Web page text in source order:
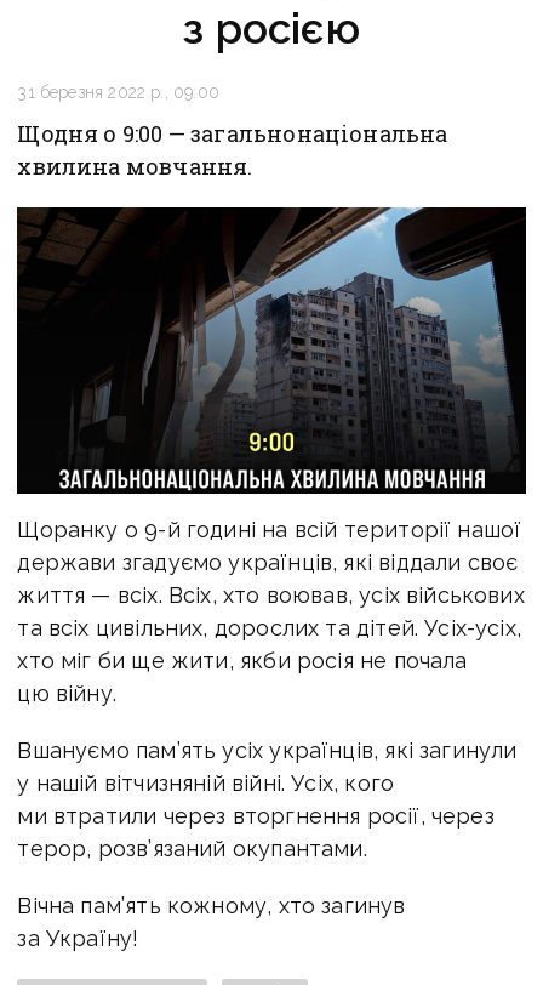
з росією
31 березня 2022 р., 09:00
Щодня о 9:00 — загальнонаціональна
хвилина мовчання.
Щоранку о 9-й годині на всій території нашої
держави згадуємо українців, які віддали своє
життя — всіх. Всіх, хто воював, усіх військових
та всіх цивільних, дорослих та дітей. Усіх-усіх,
хто міг би ще жити, якби росія не почала
цю війну.
Вшануємо пам’ять усіх українців, які загинули
у нашій вітчизняній війні. Усіх, кого
ми втратили через вторгнення росії, через
терор, розв’язаний окупантами.
Вічна пам’ять кожному, хто загинув
за Україну!